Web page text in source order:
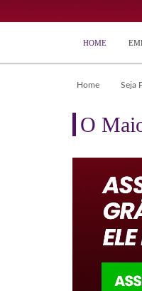
HOME
Home Seja
O